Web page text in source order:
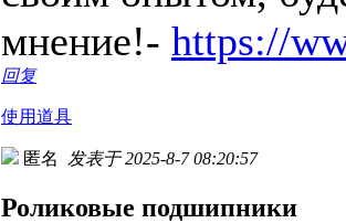
мнение!- https://
回复
使用道具
匿名 发表于 2025-8-7 08:20:57
Роликовые подшипники